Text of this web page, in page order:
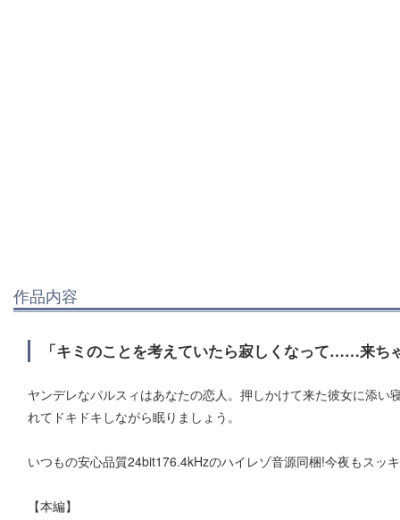
作品内容
「キミのことを考えていたら寂しくなって……来ち
ヤンデレなパルスィはあなたの恋人。押しかけて来た彼女に添
れてドキドキしながら眠りましょう。
いつもの安心品質24bit176.4kHzのハイレゾ音源同梱!今夜もスッ
【本編】